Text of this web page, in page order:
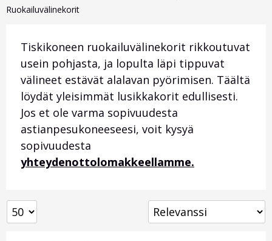
Ruokailuvälinekorit
Tiskikoneen ruokailuvälinekorit rikkoutuvat
usein pohjasta, ja lopulta läpi tippuvat
välineet estävät alalavan pyörimisen. Täältä
löydät yleisimmät lusikkakorit edullisesti.
Jos et ole varma sopivuudesta
astianpesukoneeseesi, voit kysyä
sopivuudesta
yhteydenottolomakkeellamme.